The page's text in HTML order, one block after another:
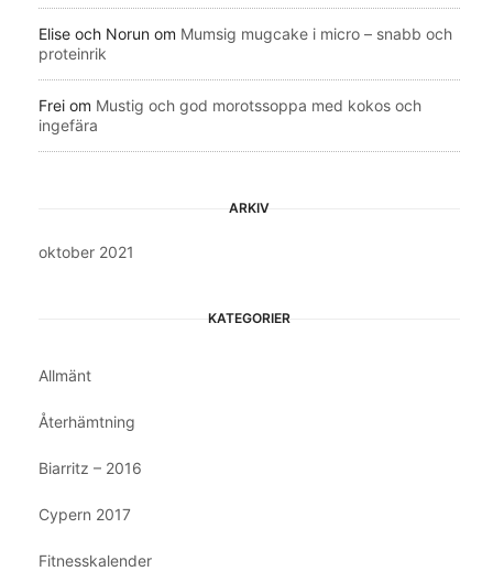
Elise och Norun om Mumsig mugcake i micro – snabb och
proteinrik
Frei om Mustig och god morotssoppa med kokos och
ingefära
ARKIV
oktober 2021
KATEGORIER
Allmänt
Återhämtning
Biarritz – 2016
Cypern 2017
Fitnesskalender